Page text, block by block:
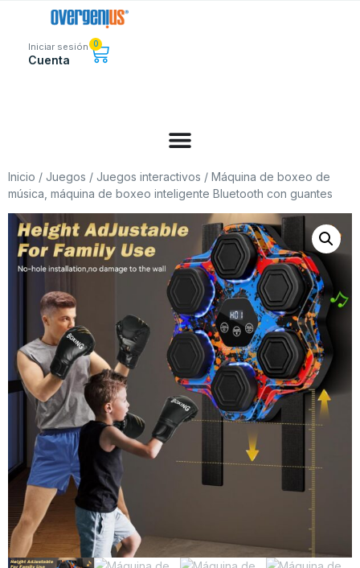
Iniciar sesión
Cuenta
0
Inicio / Juegos / Juegos interactivos / Máquina de boxeo de
música, máquina de boxeo inteligente Bluetooth con guantes